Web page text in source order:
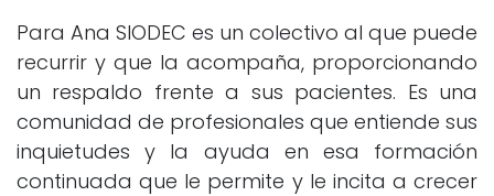
Para Ana SIODEC es un colectivo al que puede
recurrir y que la acompaña, proporcionando
un respaldo frente a sus pacientes. Es una
comunidad de profesionales que entiende sus
inquietudes y la ayuda en esa formación
continuada que le permite y le incita a crecer